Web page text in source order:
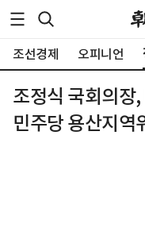
조선경제 오피니언
조정식 국회의장
민주당 용산지역